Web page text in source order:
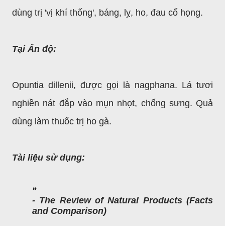
dùng trị 'vị khí thống', báng, lỵ, ho, đau cổ họng.
Tại Ấn độ:
Opuntia dillenii, được gọi là nagphana. Lá tươi
nghiền nát đắp vào mụn nhọt, chống sưng. Quả
dùng làm thuốc trị ho gà.
Tài liệu sử dụng:
- The Review of Natural Products (Facts
and Comparison)